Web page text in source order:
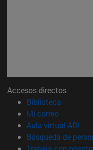
Accesos directos
Biblioteca
Mi correo(abre en
Aula virtual ADI
Búsqueda de